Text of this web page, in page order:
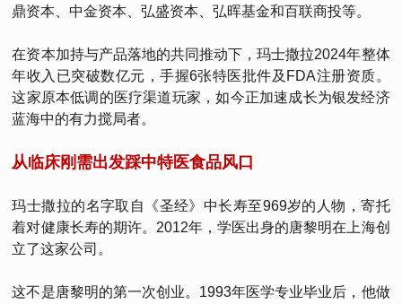
鼎资本、中金资本、弘盛资本、弘晖基金和百联商投等。
在资本加持与产品落地的共同推动下，玛士撒拉2024年整体
年收入已突破数亿元，手握6张特医批件及FDA注册资质。
这家原本低调的医疗渠道玩家，如今正加速成长为银发经济
蓝海中的有力搅局者。
从临床刚需出发踩中特医食品风口
玛士撒拉的名字取自《圣经》中长寿至969岁的人物，寄托
着对健康长寿的期许。2012年，学医出身的唐黎明在上海创
立了这家公司。
这不是唐黎明的第一次创业。1993年医学专业毕业后，他做